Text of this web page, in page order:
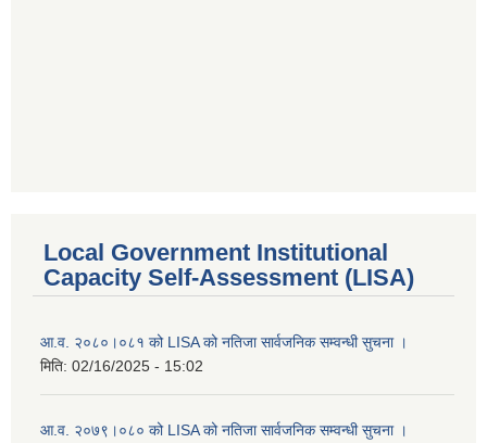
Local Government Institutional
Capacity Self-Assessment (LISA)
आ.व. २०८०।०८१ को LISA को नतिजा सार्वजनिक सम्वन्धी सुचना ।
मिति: 02/16/2025 - 15:02
आ.व. २०७९।०८० को LISA को नतिजा सार्वजनिक सम्वन्धी सुचना ।